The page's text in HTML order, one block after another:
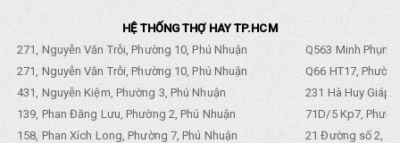
HỆ THỐNG THỢ HAY TP.HCM
271, Nguyễn Văn Trỗi, Phường 10, Phú Nhuận
Q563 Minh
271, Nguyễn Văn Trỗi, Phường 10, Phú Nhuận
Q66 HT17,
431, Nguyễn Kiệm, Phường 3, Phú Nhuận
231 Hà Huy Giáp,
139, Phan Đăng Lưu, Phường 2, Phú Nhuận
71D/5 Kp7,
158, Phan Xích Long, Phường 7, Phú Nhuận
21 Đường số 2,